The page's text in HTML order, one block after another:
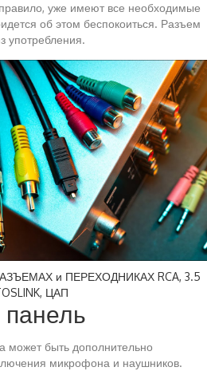
уже имеют все необходимые
об этом беспокоиться. Разъем
употребления.
и ПЕРЕХОДНИКАХ RCA, 3.5
ЦАП
может быть дополнительно
микрофона и наушников.